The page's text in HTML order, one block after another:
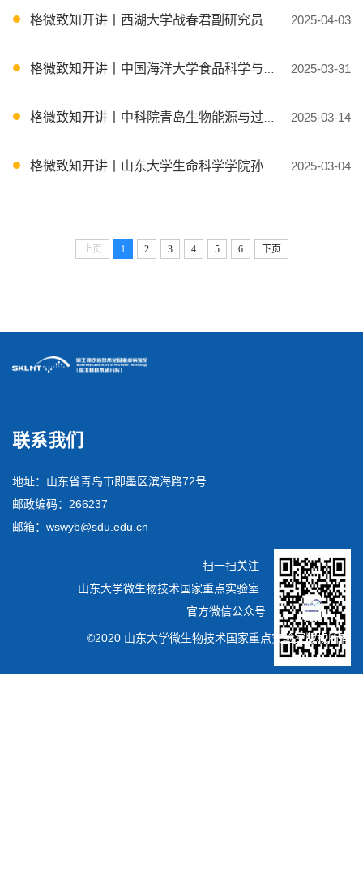
2025-04-03
格微致知开讲丨西湖大学战春君副研究员应邀授课
2025-03-31
格微致知开讲丨中国海洋大学食品科学与工程学院院长毛相朝教授应邀授课
2025-03-14
格微致知开讲丨中科院青岛生物能源与过程研究所李福利研究员应邀授课
2025-03-04
格微致知开讲丨山东大学生命科学学院孙磊教授应邀授课
上页 1 2 3 4 5 6 下页
联系我们
地址：山东省青岛市即墨区滨海路72号
邮政编码：266237
邮箱：wswyb@sdu.edu.cn
扫一扫关注
山东大学微生物技术国家重点实验室
官方微信公众号
©2020 山东大学微生物技术国家重点实验室版权所有